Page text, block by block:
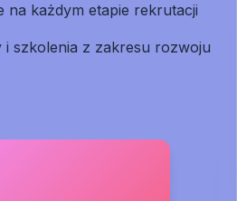
na każdym etapie rekrutacji
i szkolenia z zakresu rozwoju